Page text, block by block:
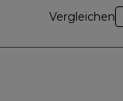
Vergleichen